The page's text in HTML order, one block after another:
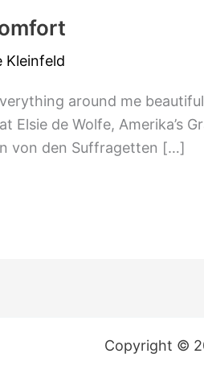
Kleinfeld
around me
Elsie de Wolfe, Amerika’s
von den Suffragetten […]
Copyright ©